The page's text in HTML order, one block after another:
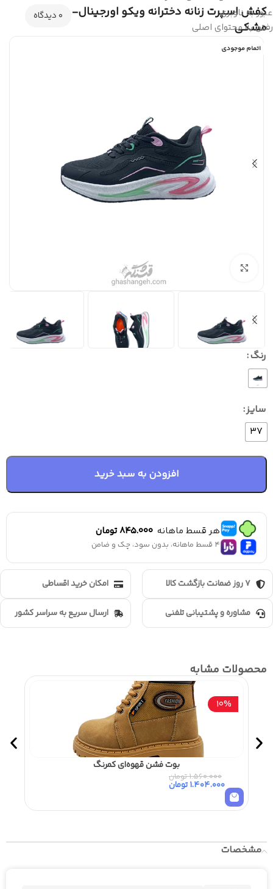
عبور به ناوبری
رفتن به محتوای اصلی
کفش اسپرت زنانه دخترانه ویکو اورجینال-
مشکی
0 دیدگاه
اتمام موجودی
رنگ
سایز
37
افزودن به سبد خرید
هر قسط ماهانه 845.000تومان
4 قسط ماهانه، بدون سود، چک و ضامن
7 روز ضمانت بازگشت کالا امکان خرید اقساطی
مشاوره و پشتیبانی تلفنی ارسال سریع به سراسر کشور
محصولات مشابه
10%
بوت فشن قهوه‌ای کمرنگ
1.560.000تومان
1.404.000تومان
مشخصات